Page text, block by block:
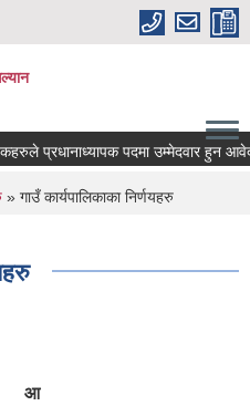
प्रधानाध्यापक पदमा उम्मेदवार हुन आवेदन
» गाउँ कार्यपालिकाका निर्णयहरु
आ